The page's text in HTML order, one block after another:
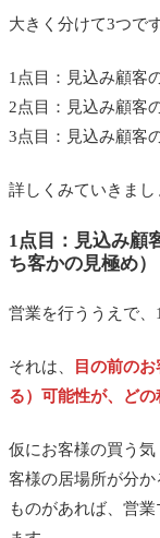
大きく分けて3つです
1点目：見込み顧客
2点目：見込み顧客
3点目：見込み顧客
詳しくみていきまし
1点目：見込み顧
ち客かの見極め）
営業を行ううえで
それは、
目の前の
る）可能性が、ど
仮にお客様の買う
客様の居場所が分
ものがあれば、営